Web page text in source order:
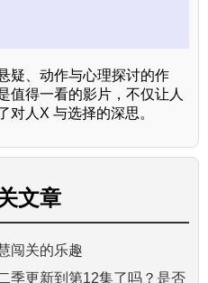
疑、动作与心理探讨的作
值得一看的影片，不仅让人
对人X 与选择的深思。
文章
闯关的乐趣
季更新到第12集了吗？是否